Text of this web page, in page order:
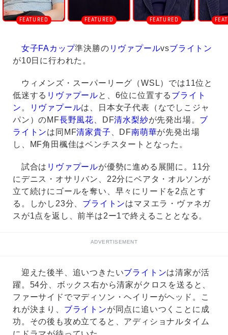
女子FAカップ準決勝の リヴァプールvsブライトン
が10日に行われた。
ウィメンズ・スーパーリーグ（WSL）では11位と
低迷する リヴァプールと、6位に位置する ブライト
ン。 リヴァプールは、日本女子代表（なでしこジャ
パン）のMF長野風花、DF清水梨紗が先発出場。 ブ
ライトンは同MF清家貴子 、DF南萌華が先発出場
し、MF角田楓佳はベンチスタートとなった。
試合は リヴァプールが優勢に進める展開に。11分
にデニス・オサリバン、22分にベアタ・オルソンが
立て続けにゴールを奪い、早々にリードを2点とす
る。しかし23分、 ブライトンはマヌエラ・ヴァネガ
スが1点を返し、前半は2ー1で終えることとなる。
ADVERTISEMENT
迎えた後半、追いつきたいブライトンは清家が活
躍。54分、ボックス右から清家がクロスを送ると、
ファーサイドでマディソン・ヘイリーがヘッド。こ
れが決まり、 ブライトンが同点に追いつくことに成
功。その後も攻め立てると、アディショナルタイム